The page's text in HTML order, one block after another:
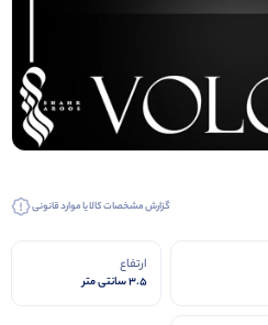
گزارش مشخصات کالا یا موارد قانونی
ارتفاع
3.5 سانتی متر